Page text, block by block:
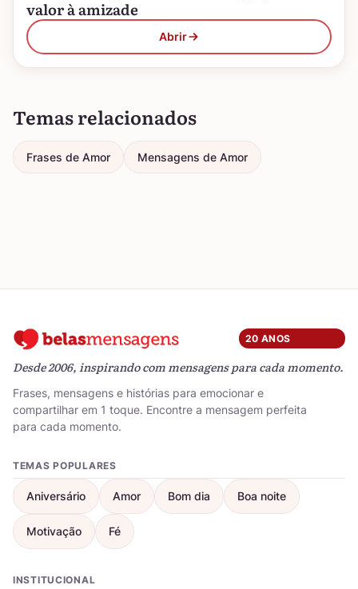
valor à amizade
Abrir
Temas relacionados
Frases de Amor Mensagens de Amor
20 ANOS
Desde 2006, inspirando com mensagens para cada momento.
Frases, mensagens e histórias para emocionar e
compartilhar em 1 toque. Encontre a mensagem perfeita
para cada momento.
TEMAS POPULARES
Aniversário Amor Bom dia Boa noite
Motivação Fé
INSTITUCIONAL